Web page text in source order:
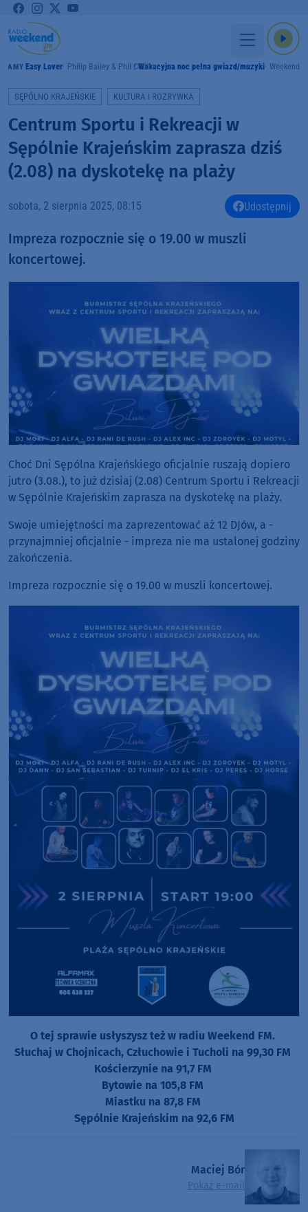
Easy Lover Philip Bailey & Phil CollinsWakacyjna noc pełna gwiazd/muzyki Weekend
SĘPÓLNO KRAJEŃSKIE KULTURA I ROZRYWKA
Centrum Sportu i Rekreacji w
Sępólnie Krajeńskim zaprasza dziś
(2.08) na dyskotekę na plaży
sobota, 2 sierpnia 2025, 08:15 Udostępnij
Impreza rozpocznie się o 19.00 w muszli
koncertowej.
Choć Dni Sępólna Krajeńskiego oficjalnie ruszają dopiero
jutro (3.08.), to już dzisiaj (2.08) Centrum Sportu i Rekreacji
w Sępólnie Krajeńskim zaprasza na dyskotekę na plaży.
Swoje umiejętności ma zaprezentować aż 12 DJów, a -
przynajmniej oficjalnie - impreza nie ma ustalonej godziny
zakończenia.
Impreza rozpocznie się o 19.00 w muszli koncertowej.
O tej sprawie usłyszysz też w radiu Weekend FM.
Słuchaj w Chojnicach, Człuchowie i Tucholi na 99,30 FM
Kościerzynie na 91,7 FM
Bytowie na 105,8 FM
Miastku na 87,8 FM
Sępólnie Krajeńskim na 92,6 FM
Maciej Bór
Pokaż e-mail